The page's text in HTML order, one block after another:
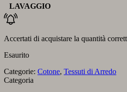
LAVAGGIO
Accertati di acquistare la quantità
Esaurito
Categorie: Cotone, Tessuti di Arredo
Categoria